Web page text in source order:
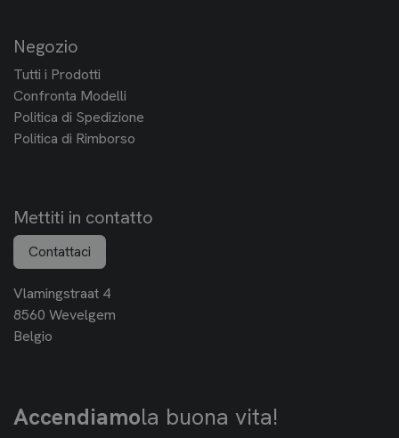
Negozio
Tutti i Prodotti
Confronta Modelli
Politica di Spedizione
Politica di Rimborso
Mettiti in contatto
Contattaci
Vlamingstraat 4
8560 Wevelgem
Belgio
Accendiamola buona vita!